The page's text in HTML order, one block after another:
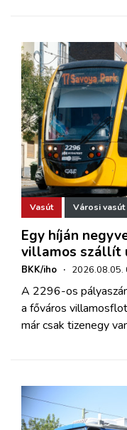
Vasút Városi vasút
Egy híján
villamos szállít
BKK/iho · 2026.08.05.
A 2296-os
a főváros
már csak tizenegy